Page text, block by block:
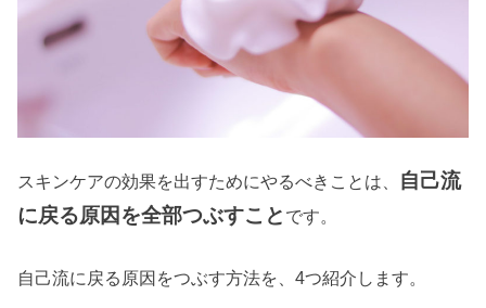
スキンケアの効果を出すためにやるべきことは、 自己流
に戻る原因を全部つぶすこと です。
自己流に戻る原因をつぶす方法を、4つ紹介します。